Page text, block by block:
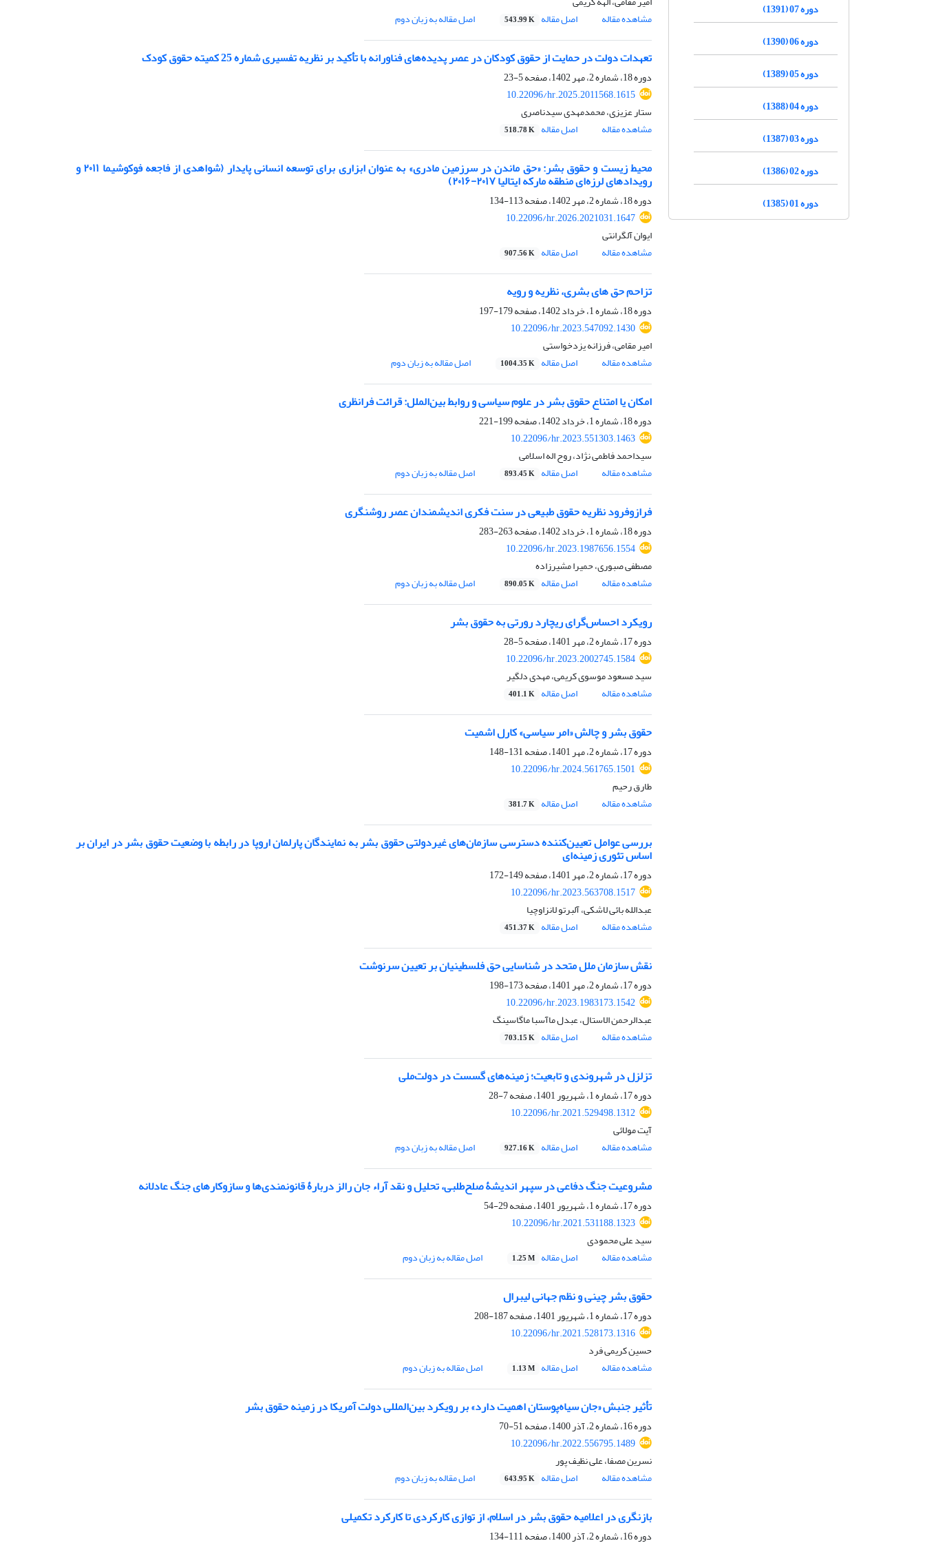
مشاهده مقاله
اصل مقاله 543.99 K اصل مقاله به زبان دوم
تعهدات دولت در حمایت از حقوق کودکان در عصر پدیده‌های فناورانه با تأکید بر نظریه تفسیری شماره 25 کمیته حقوق کودک
دوره 18، شماره 2، مهر 1402، صفحه
5-23
10.22096/hr.2025.2011568.1615
ستار عزیزی، محمدمهدی سیدناصری
مشاهده مقاله
اصل مقاله 518.78 K
محیط زیست و حقوق بشر: «حق ماندن در سرزمین مادری» به عنوان ابزاری برای توسعه انسانی پایدار (شواهدی از فاجعه فوکوشیما ۲۰۱۱ و
رویدادهای لرزه‌ای منطقه مارکه ایتالیا ۲۰۱۷-۲۰۱۶)
دوره 18، شماره 2، مهر 1402، صفحه
113-134
10.22096/hr.2026.2021031.1647
ایوان آلگرانتی
مشاهده مقاله
اصل مقاله 907.56 K
تزاحم حق های بشری، نظریه و رویه
دوره 18، شماره 1، خرداد 1402، صفحه
179-197
10.22096/hr.2023.547092.1430
امیر مقامی، فرزانه یزدخواستی
مشاهده مقاله
اصل مقاله 1004.35 K اصل مقاله به زبان دوم
امکان یا امتناع حقوق بشر در علوم سیاسی و روابط بین‌الملل: قرائت فرانظری
دوره 18، شماره 1، خرداد 1402، صفحه
199-221
10.22096/hr.2023.551303.1463
سیداحمد فاطمی نژاد، روح اله اسلامی
مشاهده مقاله
اصل مقاله 893.45 K اصل مقاله به زبان دوم
فرازوفرود نظریه حقوق طبیعی در سنت فکری اندیشمندان عصر روشنگری
دوره 18، شماره 1، خرداد 1402، صفحه
263-283
10.22096/hr.2023.1987656.1554
مصطفی صبوری، حمیرا مشیرزاده
مشاهده مقاله
اصل مقاله 890.05 K اصل مقاله به زبان دوم
رویکرد احساس‌گرای ریچارد رورتی به حقوق بشر
دوره 17، شماره 2، مهر 1401، صفحه
5-28
10.22096/hr.2023.2002745.1584
سید مسعود موسوی کریمی، مهدی دلگیر
مشاهده مقاله
اصل مقاله 401.1 K
حقوق بشر و چالش «امر سیاسی» کارل اشمیت
دوره 17، شماره 2، مهر 1401، صفحه
131-148
10.22096/hr.2024.561765.1501
طارق رحیم
مشاهده مقاله
اصل مقاله 381.7 K
بررسی عوامل تعیین‌کننده دسترسی سازمان‌های غیردولتی حقوق بشر به نمایندگان پارلمان اروپا در رابطه با وضعیت حقوق بشر در ایران بر
اساس تئوری زمینه‌ای
دوره 17، شماره 2، مهر 1401، صفحه
149-172
10.22096/hr.2023.563708.1517
عبدالله بائی لاشکی، آلبرتو لانزاوچیا
مشاهده مقاله
اصل مقاله 451.37 K
نقش سازمان ملل متحد در شناسایی حق فلسطینیان بر تعیین سرنوشت
دوره 17، شماره 2، مهر 1401، صفحه
173-198
10.22096/hr.2023.1983173.1542
عبدالرحمن الاستال، عبدل ماآسبا ماگاسینگ
مشاهده مقاله
اصل مقاله 703.15 K
تزلزل در شهروندی و تابعیت؛ زمینه‌های گسست در دولت‌ملی
دوره 17، شماره 1، شهریور 1401، صفحه
7-28
10.22096/hr.2021.529498.1312
آیت مولائی
مشاهده مقاله
اصل مقاله 927.16 K اصل مقاله به زبان دوم
مشروعیت جنگ دفاعی در سپهر اندیشۀ صلح‌طلبی، تحلیل و نقد آراء جان رالز دربارۀ قانونمندی‌ها و سازوکارهای جنگ عادلانه
دوره 17، شماره 1، شهریور 1401، صفحه
29-54
10.22096/hr.2021.531188.1323
سید علی محمودی
مشاهده مقاله
اصل مقاله 1.25 M اصل مقاله به زبان دوم
حقوق بشر چینی و نظم جهانی لیبرال
دوره 17، شماره 1، شهریور 1401، صفحه
187-208
10.22096/hr.2021.528173.1316
حسین کریمی فرد
مشاهده مقاله
اصل مقاله 1.13 M اصل مقاله به زبان دوم
تأثیر جنبش «جان سیاه‌پوستان اهمیت دارد» بر رویکرد بین‌المللی دولت آمریکا در زمینه حقوق بشر
دوره 16، شماره 2، آذر 1400، صفحه
51-70
10.22096/hr.2022.556795.1489
نسرین مصفا، علی نظیف پور
مشاهده مقاله
اصل مقاله 643.95 K اصل مقاله به زبان دوم
بازنگری در اعلامیه حقوق بشر در اسلام، از توازی کارکردی تا کارکرد تکمیلی
دوره 16، شماره 2، آذر 1400، صفحه
111-134
دوره 07 (1391)
دوره 06 (1390)
دوره 05 (1389)
دوره 04 (1388)
دوره 03 (1387)
دوره 02 (1386)
دوره 01 (1385)